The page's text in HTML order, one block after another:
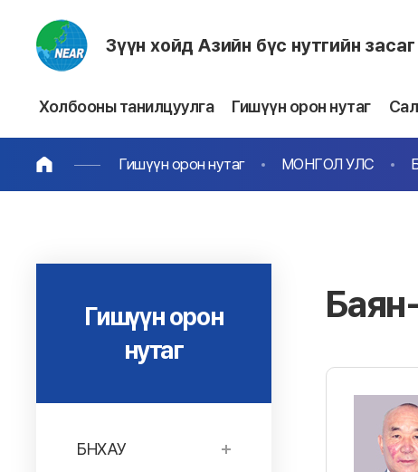
Зүүн хойд Азийн бүс нутгийн
Холбооны танилцуулга Гишүүн орон нутаг
Гишүүн орон нутаг МОНГОЛ УЛС
Гишүүн орон
нутаг
БНХАУ